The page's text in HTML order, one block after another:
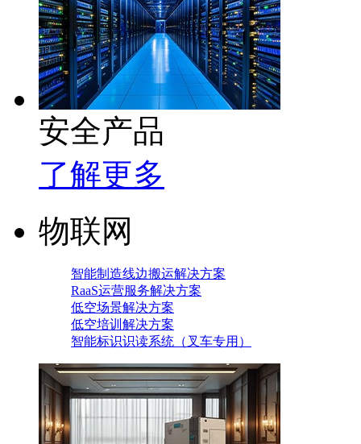
安全产品
了解更多
物联网
智能制造线边搬运解决方案
RaaS运营服务解决方案
低空场景解决方案
低空培训解决方案
智能标识识读系统（叉车专用）